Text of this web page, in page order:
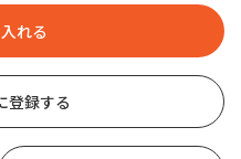
登録する